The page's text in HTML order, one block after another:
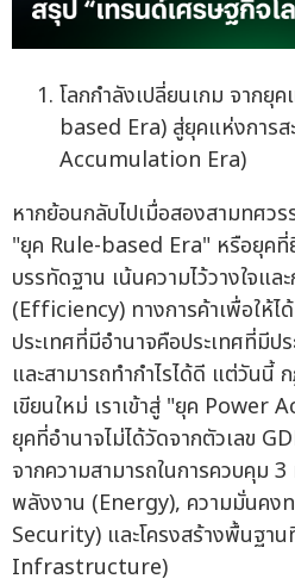
โลกกำลังเปลี่ยนเกม จากยุ
based Era) สู่ยุคแห่งการ
Accumulation Era)
หากย้อนกลับไปเมื่อสองสามทศวร
"ยุค Rule-based Era" หรือยุคที่
บรรทัดฐาน เน้นความไว้วางใจแล
(Efficiency) ทางการค้าเพื่อให้ไ
ประเทศที่มีอำนาจคือประเทศที่มีป
และสามารถทำกำไรได้ดี แต่วันนี้
เขียนใหม่ เราเข้าสู่ "ยุค
ยุคที่อำนาจไม่ได้วัดจากตัวเลข
จากความสามารถในการควบคุม
พลังงาน (Energy), ความมั่นคง
Security) และโครงสร้างพื้นฐ
Infrastructure)